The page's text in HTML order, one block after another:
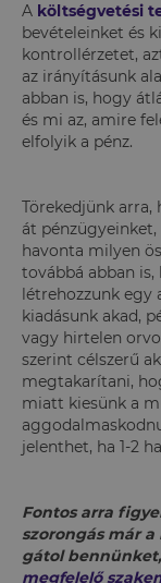
A költségvetési
bevételeinket és
kontrollérzetet,
az irányításunk
abban is, hogy
és mi az, amire
elfolyik a pénz.
Törekedjünk
át
havonta milyen
továbbá abban
létrehozzunk egy
kiadásunk akad,
vagy hirtelen
szerint célszerű
megtakarítani,
miatt kiesünk a
jelenthet, ha 1-2
Fontos arra
szorongás már
gátol
megfelelő